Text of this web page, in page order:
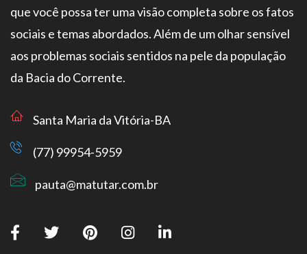
que você possa ter uma visão completa sobre os fatos
sociais e temas abordados. Além de um olhar sensível
aos problemas sociais sentidos na pele da população
da Bacia do Corrente.
Santa Maria da Vitória-BA
(77) 99954-5959
pauta@matutar.com.br